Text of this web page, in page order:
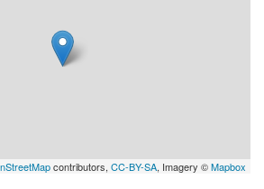
contributors, CC-BY-SA, Imagery ©Mapbox